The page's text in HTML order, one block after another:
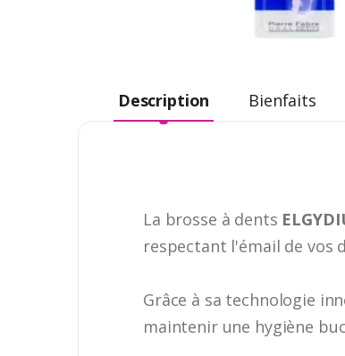
Description Bienfaits
La brosse à dents
respectant l'émail de vos
Grâce à sa technologie
maintenir une hygiène